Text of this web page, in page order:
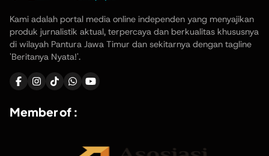
Kami adalah portal media online independen yang menyajikan
produk jurnalistik aktual, terpercaya dan berkualitas khususnya
di wilayah Pantura Jawa Timur dan sekitarnya dengan tagline
'Beritanya Nyata!'.
Member of :